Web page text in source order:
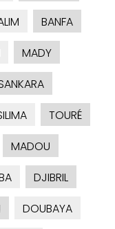
BANFA
MADY
TOURÉ
MADOU
DJIBRIL
DOUBAYA